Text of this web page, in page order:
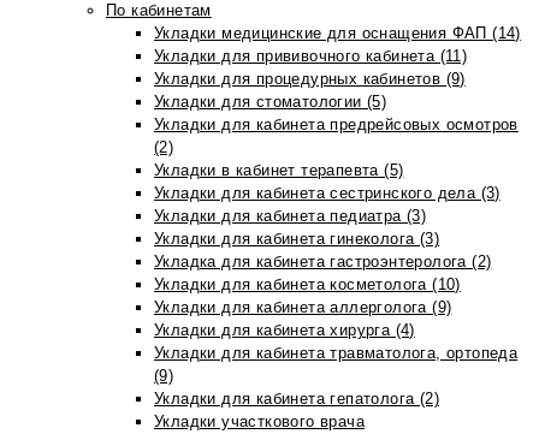
По кабинетам
Укладки медицинские для оснащения ФАП (14)
Укладки для прививочного кабинета (11)
Укладки для процедурных кабинетов (9)
Укладки для стоматологии (5)
Укладки для кабинета предрейсовых осмотров
(2)
Укладки в кабинет терапевта (5)
Укладки для кабинета сестринского дела (3)
Укладки для кабинета педиатра (3)
Укладки для кабинета гинеколога (3)
Укладка для кабинета гастроэнтеролога (2)
Укладки для кабинета косметолога (10)
Укладки для кабинета аллерголога (9)
Укладки для кабинета хирурга (4)
Укладки для кабинета травматолога, ортопеда
(9)
Укладки для кабинета гепатолога (2)
Укладки участкового врача